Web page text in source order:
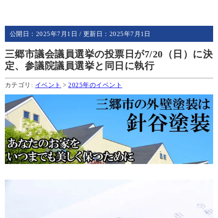
公開日： 2025年7月1日 / 更新日： 2025年7月1日
三郷市議会議員選挙の投票日が7/20（日）に決
定、参議院議員選挙と同日に執行
カテゴリ: イベント >2025年のイベント